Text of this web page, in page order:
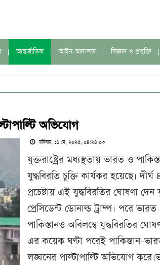
আন্তর্জাতিক আইন-আদালত বিজ্ঞান ও প্রযুক্তি
অভিযোগ
রবিবার, ১১ মে, ২০২৫, ০৪:২৪:০৩
যুক্তরাষ্ট্রের মধ্যস্থতায় ভারত ও
যুদ্ধবিরতি চুক্তি কার্যকর হয়েছে। দীর্ঘ
প্রচেষ্টায় এই যুদ্ধবিরতির ঘোষণা দেন
প্রেসিডেন্ট ডোনাল্ড ট্রাম্প। পরে
পাকিস্তানও অবিলম্বে যুদ্ধবিরতির
এর কয়েক ঘণ্টা পরেই পাকিস্তান-
লঙ্ঘনের পাল্টাপাল্টি অভিযোগ